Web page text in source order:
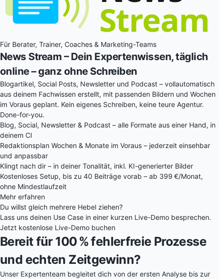
Für Berater, Trainer, Coaches & Marketing-Teams
News Stream – Dein Expertenwissen, täglich
online – ganz ohne Schreiben
Blogartikel, Social Posts, Newsletter und Podcast – vollautomatisch
aus deinem Fachwissen erstellt, mit passenden Bildern und Wochen
im Voraus geplant. Kein eigenes Schreiben, keine teure Agentur.
Done-for-you.
Blog, Social, Newsletter & Podcast – alle Formate aus einer Hand, in
deinem CI
Redaktionsplan Wochen & Monate im Voraus – jederzeit einsehbar
und anpassbar
Klingt nach dir – in deiner Tonalität, inkl. KI-generierter Bilder
Kostenloses Setup, bis zu 40 Beiträge vorab – ab 399 €/Monat,
ohne Mindestlaufzeit
Mehr erfahren
Du willst gleich mehrere Hebel ziehen?
Lass uns deinen Use Case in einer kurzen Live-Demo besprechen.
Jetzt kostenlose Live-Demo buchen
Bereit für 100 % fehlerfreie Prozesse
und echten Zeitgewinn?
Unser Expertenteam begleitet dich von der ersten Analyse bis zur